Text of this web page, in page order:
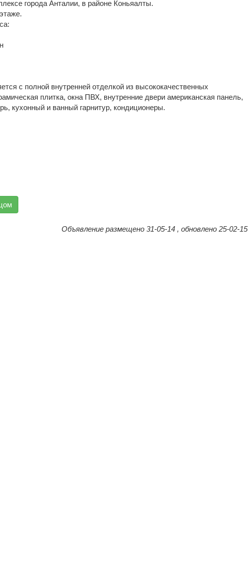
города Анталии, в районе Коньяалты.
с полной внутренней отделкой из высококачественных
плитка, окна ПВХ, внутренние двери американская панель,
кухонный и ванный гарнитур, кондиционеры.
Объявление размещено 31-05-14 , обновлено 25-02-15